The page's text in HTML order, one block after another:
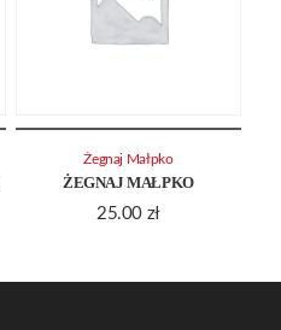
ŻEGNAJ MAŁPKO
25.00 zł
Żegnaj Małpko